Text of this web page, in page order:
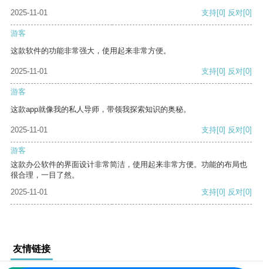
2025-11-01 支持[0] 反对[0]
游客
这款软件的功能非常强大，使用起来非常方便。
2025-11-01 支持[0] 反对[0]
游客
这款app就像我的私人导师，带领我探索知识的奥秘。
2025-11-01 支持[0] 反对[0]
游客
这款办公软件的界面设计非常简洁，使用起来非常方便。功能的布局也
很合理，一目了然。
2025-11-01
支持[0] 反对[0]
友情链接